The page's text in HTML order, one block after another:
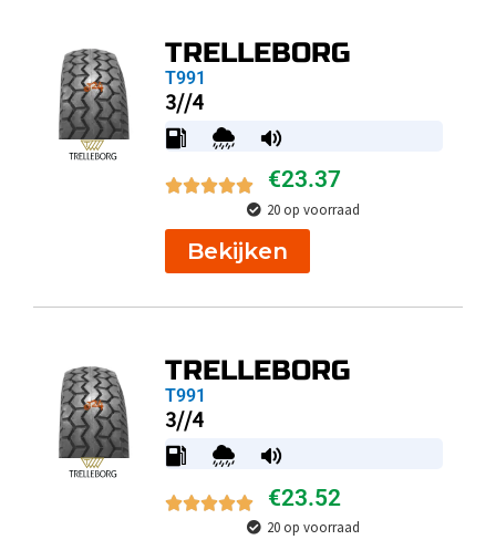
TRELLEBORG
T991
3//4
€23.37
20 op voorraad
Bekijken
TRELLEBORG
T991
3//4
€23.52
20 op voorraad